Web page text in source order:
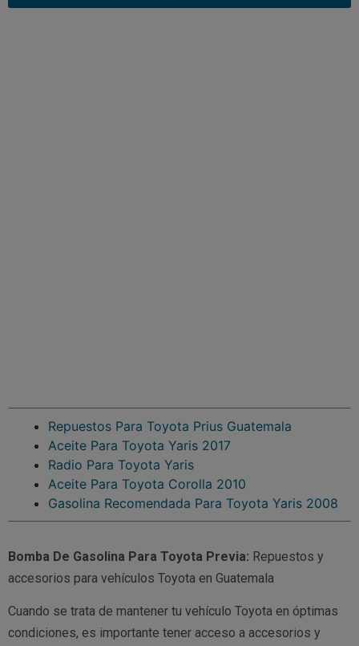
Repuestos Para Toyota Prius Guatemala
Aceite Para Toyota Yaris 2017
Radio Para Toyota Yaris
Aceite Para Toyota Corolla 2010
Gasolina Recomendada Para Toyota Yaris 2008
Bomba De Gasolina Para Toyota Previa: Repuestos y
accesorios para vehículos Toyota en Guatemala
Cuando se trata de mantener tu vehículo Toyota en óptimas
condiciones, es importante tener acceso a accesorios y